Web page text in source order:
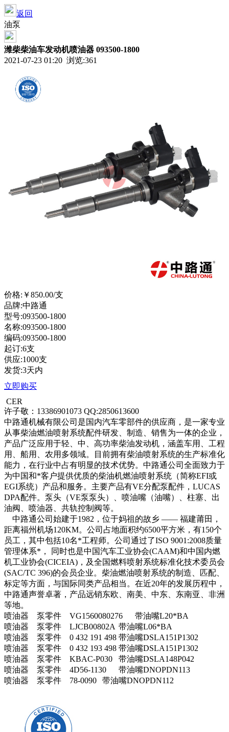
返回
油泵
潍柴柴油车发动机喷油器 093500-1800
2021-07-23 01:20 浏览:361
价格: ￥850.00/支
品牌:中路通
型号:093500-1800
名称:093500-1800
编码:093500-1800
起订:6支
供应:1000支
发货:3天内
立即购买
CER
许子敬：13386901073 QQ:2850613600
中路通机械有限公司是国内汽车零部件的供应商，是一家专业
从事柴油燃油喷射系统配件研发、制造、销售为一体的企业，
产品广泛应用于轻、中、高功率柴油发动机，涵盖车用、工程
用、船用、农用多领域。目前拥有柴油喷射系统的生产标准化
能力，在行业中占有明显的技术优势。中路通公司全面致力于
为中国和*客户提供优质的柴油机燃油喷射系统（简称EFI或
EGI系统）产品和服务。主要产品有VE分配泵配件，LUCAS
DPA配件。泵头（VE泵泵头）、喷油嘴（油嘴）、柱塞、出
油阀、喷油器、共轨控制阀等。
中路通公司始建于1982，位于妈祖的故乡 —— 福建莆田，
距离福州机场120KM。公司占地面积约6500平方米，有150个
员工，其中包括10名*工程师。公司通过了ISO 9001:2008质量
管理体系*， 同时也是中国汽车工业协会(CAAM)和中国内燃
机工业协会(CICEIA)，及全国燃料喷射系统标准化技术委员会
(SAC/TC 396)的会员企业。柴油燃油喷射系统的制造、匹配、
标定等方面，与国际同类产品相当。在近20年的发展历程中，
中路通声誉卓著，产品远销东欧、南美、中东、东南亚、非洲
等地。
喷油器
泵零件 VG1560080276
带油嘴L20*BA
喷油器
泵零件 LJCB00802A 带油嘴L06*BA
喷油器
泵零件 0 432 191 498 带油嘴DSLA151P1302
喷油器
泵零件 0 432 193 498 带油嘴DSLA151P1302
喷油器
泵零件 KBAC-P030
带油嘴DSLA148P042
喷油器
泵零件 4D56-1130
带油嘴DNOPDN113
喷油器
泵零件 78-0090 带油嘴DNOPDN112